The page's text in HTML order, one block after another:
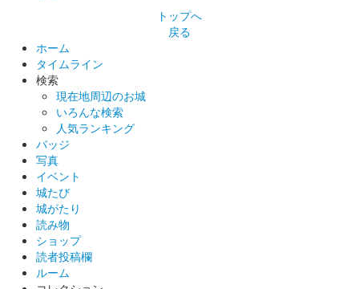
安中城 御城印
販売終了
2025年6月7、8日に開催された群馬戦国御城印サミット2025に
て販売された御城印。
安中城 御城印
し版
販売終了
50枚限定
トップへ
戻る
ホーム
タイムライン
検索
現在地周辺のお城
いろんな検索
人気ランキング
バッジ
写真
イベント
城たび
城がたり
読み物
ショップ
読者投稿欄
ルーム